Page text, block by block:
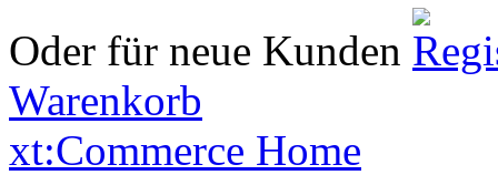
Oder für neue Kunden
Warenkorb
xt:Commerce Home